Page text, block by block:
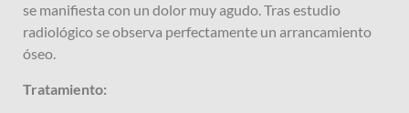
se manifiesta con un dolor muy agudo. Tras estudio
radiológico se observa perfectamente un arrancamiento
óseo.
Tratamiento: